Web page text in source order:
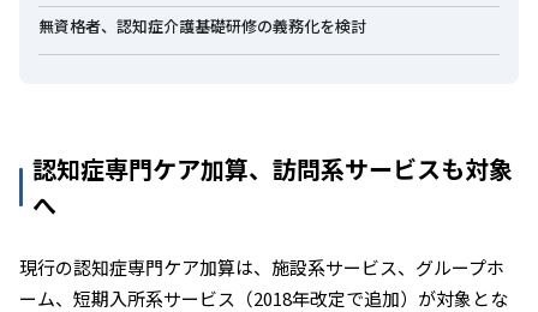
無資格者、認知症介護基礎研修の義務化を検討
認知症専門ケア加算、訪問系サービスも対象
へ
現行の認知症専門ケア加算は、施設系サービス、グループホ
ーム、短期入所系サービス（2018年改定で追加）が対象とな